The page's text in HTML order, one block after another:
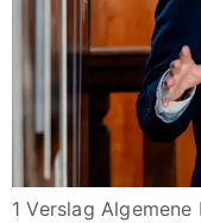
1 Verslag